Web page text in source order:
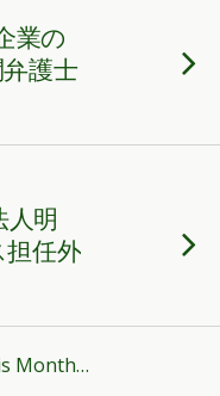
業の
護士
人明
任外
Month…